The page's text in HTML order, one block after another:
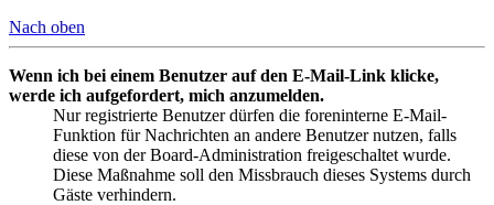
Nach oben
Wenn ich bei einem Benutzer auf den E-Mail-Link klicke,
werde ich aufgefordert, mich anzumelden.
Nur registrierte Benutzer dürfen die foreninterne E-Mail-
Funktion für Nachrichten an andere Benutzer nutzen, falls
diese von der Board-Administration freigeschaltet wurde.
Diese Maßnahme soll den Missbrauch dieses Systems durch
Gäste verhindern.